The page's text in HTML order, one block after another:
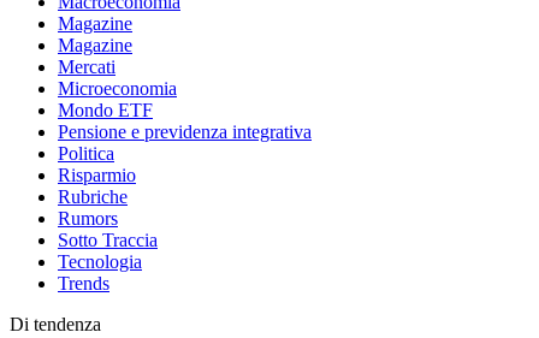
Magazine
Magazine
Mercati
Microeconomia
Mondo ETF
Pensione e previdenza integrativa
Politica
Risparmio
Rubriche
Rumors
Sotto Traccia
Tecnologia
Trends
Di tendenza